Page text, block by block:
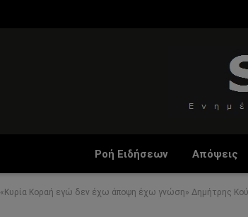
Ροή Ειδήσεων Απόψεις
«Κυρία Κοραή εγώ δεν έχω άποψη έχω γνώση» Δημήτρης